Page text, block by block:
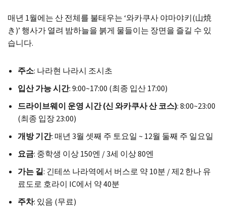
매년 1월에는 산 전체를 불태우는 ‘와카쿠사 야마야키(山焼
き)’ 행사가 열려 밤하늘을 붉게 물들이는 장면을 즐길 수 있
습니다.
주소: 나라현 나라시 조시초
입산 가능 시간: 9:00~17:00 (최종 입산 17:00)
드라이브웨이 운영 시간 (신 와카쿠사 산 코스): 8:00~23:00
(최종 입장 23:00)
개방 기간: 매년 3월 셋째 주 토요일 ~ 12월 둘째 주 일요일
요금: 중학생 이상 150엔 / 3세 이상 80엔
가는 길: 긴테쓰 나라역에서 버스로 약 10분 / 제2 한나 유
료도로 호라이 IC에서 약 40분
주차: 있음 (무료)